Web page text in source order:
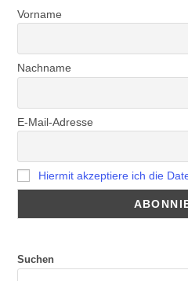
Vorname
Nachname
E-Mail-Adresse
Hiermit akzeptiere ich die
Suchen